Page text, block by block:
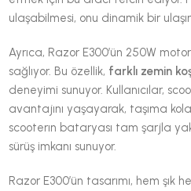
ulaşabilmesi, onu dinamik bir
Ayrıca, Razor E300’ün 250W
sağlıyor. Bu özellik, farklı zemin
deneyimi sunuyor. Kullanıcılar,
avantajını yaşayarak, taşıma
scooterın bataryası tam şarjla
sürüş imkanı sunuyor.
Razor E300’ün tasarımı, hem şık